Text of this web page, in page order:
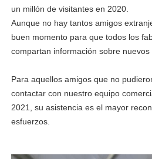
un millón de visitantes en 2020.
Aunque no hay tantos amigos
buen momento para que todos los
compartan información sobre nuevos
Para aquellos amigos que no
contactar con nuestro equipo
2021, su asistencia es el mayor
esfuerzos.